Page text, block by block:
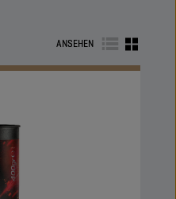
ANSEHEN